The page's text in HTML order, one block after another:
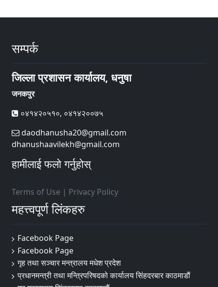
सम्पर्क
जिल्ला प्रशासन कार्यालय, धनुषा
जनकपुर
०४१४२०५१०, ०४१४२००७५
daodhanusha20@gmail.com
dhanushaavilekh@gmail.com
हामीलाई फलो गर्नुहोस्
Terms of Use | Privacy Policy
महत्त्वपूर्ण लिंकहरु
Facebook Page
Facebook Page
गृह तथा सञ्चार मन्त्रालय मधेश प्रदेश
प्रधानमन्त्री तथा मन्त्रिपरिषदको कार्यालय सिंहदरबार काठमाडौं